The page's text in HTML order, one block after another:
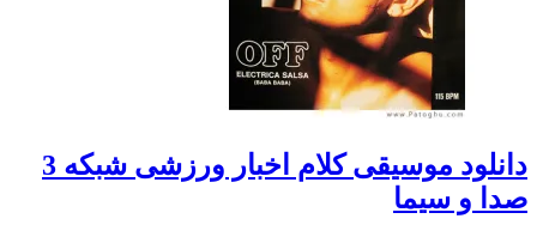
دانلود موسیقی کلام اخبار ورزشی شبکه 3
صدا و سیما